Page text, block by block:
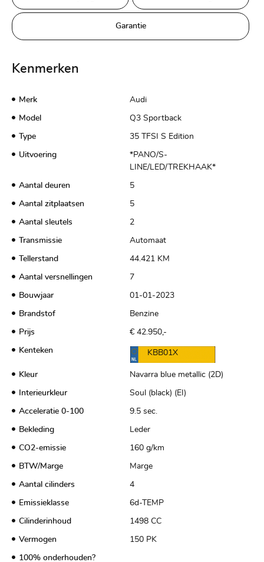
Garantie
Kenmerken
Merk Audi
Model Q3 Sportback
Type 35 TFSI S Edition
Uitvoering
*PANO/S-
LINE/LED/TREKHAAK*
Aantal deuren 5
Aantal zitplaatsen 5
Aantal sleutels 2
Transmissie Automaat
Tellerstand 44.421 KM
Aantal versnellingen 7
Bouwjaar 01-01-2023
Brandstof Benzine
Prijs € 42.950,-
Kenteken KBB01X
Kleur Navarra blue metallic (2D)
Interieurkleur Soul (black) (EI)
Acceleratie 0-100 9.5 sec.
Bekleding Leder
CO2-emissie 160 g/km
BTW/Marge Marge
Aantal cilinders 4
Emissieklasse 6d-TEMP
Cilinderinhoud 1498 CC
Vermogen 150 PK
100% onderhouden?